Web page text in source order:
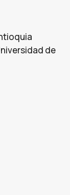
de